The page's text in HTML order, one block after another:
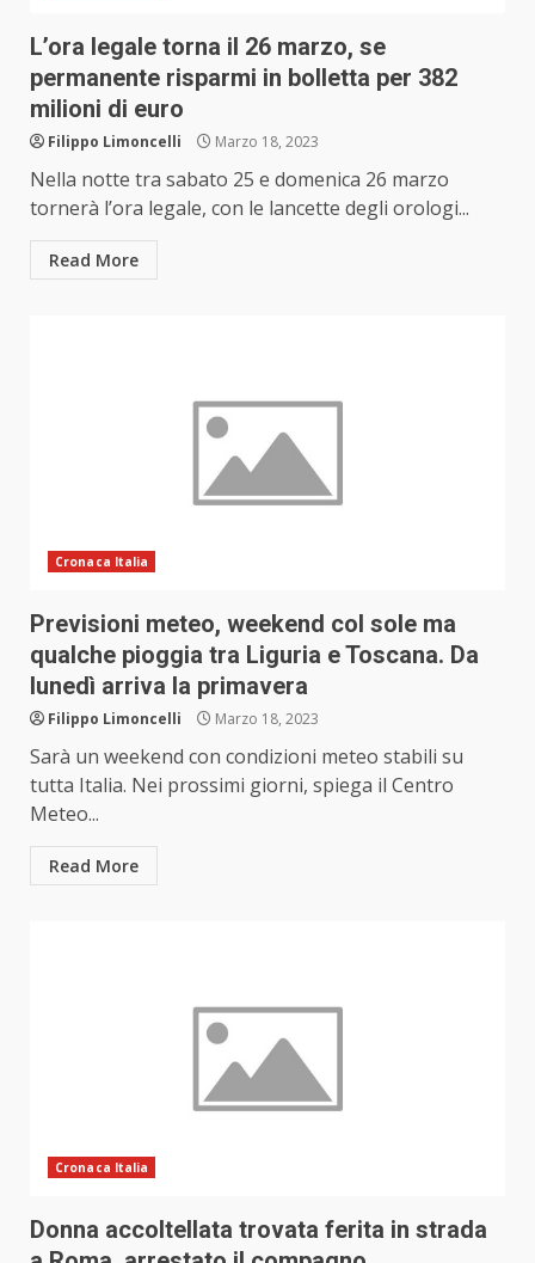
L’ora legale torna il 26 marzo, se
permanente risparmi in bolletta per 382
milioni di euro
Filippo Limoncelli Marzo 18, 2023
Nella notte tra sabato 25 e domenica 26 marzo
tornerà l’ora legale, con le lancette degli orologi...
Read More
Cronaca Italia
Previsioni meteo, weekend col sole ma
qualche pioggia tra Liguria e Toscana. Da
lunedì arriva la primavera
Filippo Limoncelli Marzo 18, 2023
Sarà un weekend con condizioni meteo stabili su
tutta Italia. Nei prossimi giorni, spiega il Centro
Meteo...
Read More
Cronaca Italia
Donna accoltellata trovata ferita in strada